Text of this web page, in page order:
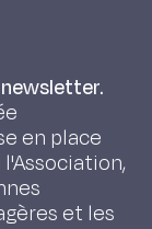
en place
et les